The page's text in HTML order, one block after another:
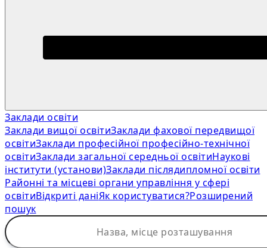
Заклади освіти
Заклади вищої освітиЗаклади фахової передвищої
освітиЗаклади професійної професійно-технічної
освітиЗаклади загальної середньої освітиНаукові
інститути (установи)Заклади післядипломної освіти
Районні та місцеві органи управління у сфері
освітиВідкриті даніЯк користуватися?Розширений
пошук